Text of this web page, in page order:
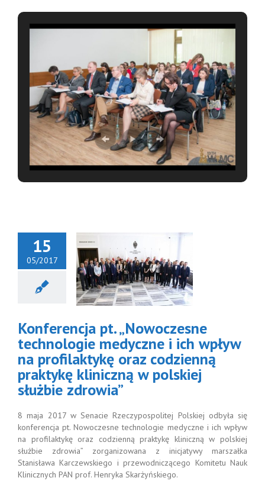
15
05/2017
codzienną
kliniczną
służbie
Konferencja pt. „Nowoczesne
technologie medyczne i ich wpływ
na profilaktykę oraz codzienną
praktykę kliniczną w polskiej
służbie zdrowia”
8 maja 2017 w Senacie Rzeczypospolitej Polskiej odbyła się
konferencja pt. Nowoczesne technologie medyczne i ich wpływ
na profilaktykę oraz codzienną praktykę kliniczną w polskiej
służbie zdrowia” zorganizowana z inicjatywy marszałka
Stanisława Karczewskiego i przewodniczącego Komitetu Nauk
Klinicznych PAN prof. Henryka Skarżyńskiego.